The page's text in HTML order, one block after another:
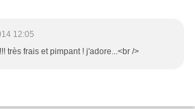
12:05
très frais et pimpant ! j'adore...<br />